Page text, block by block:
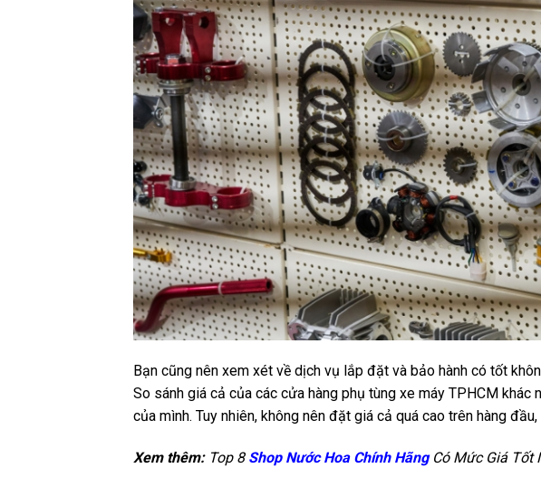
Bạn cũng nên xem xét về dịch vụ lắp đặt và bảo hành có tốt
So sánh giá cả của các cửa hàng phụ tùng xe máy TPHCM
của mình. Tuy nhiên, không nên đặt giá cả quá cao trên hàng
Xem thêm: Top 8 Shop Nước Hoa Chính HãngCó Mức Giá Tốt